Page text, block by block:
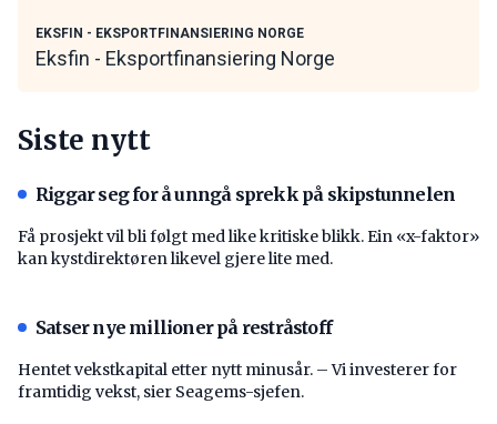
EKSFIN - EKSPORTFINANSIERING NORGE
Eksfin - Eksportfinansiering Norge
Siste nytt
Riggar seg for å unngå sprekk på skipstunnelen
Få prosjekt vil bli følgt med like kritiske blikk. Ein «x-faktor»
kan kystdirektøren likevel gjere lite med.
Satser nye millioner på restråstoff
Hentet vekstkapital etter nytt minusår. – Vi investerer for
framtidig vekst, sier Seagems-sjefen.